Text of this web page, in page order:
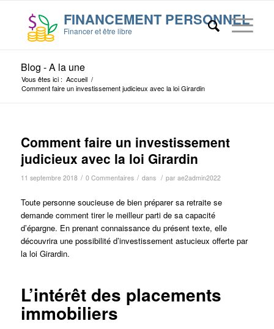
Blog - A la une
Vous êtes ici : Accueil /
Comment faire un investissement judicieux avec la loi Girardin
Comment faire un investissement
judicieux avec la loi Girardin
11 septembre 2018 / 0 Commentaires / dans / par ae2admin2022
Toute personne soucieuse de bien préparer sa retraite se
demande comment tirer le meilleur parti de sa capacité
d’épargne. En prenant connaissance du présent texte, elle
découvrira une possibilité d’investissement astucieux offerte par
la loi Girardin.
L’intérêt des placements
immobiliers